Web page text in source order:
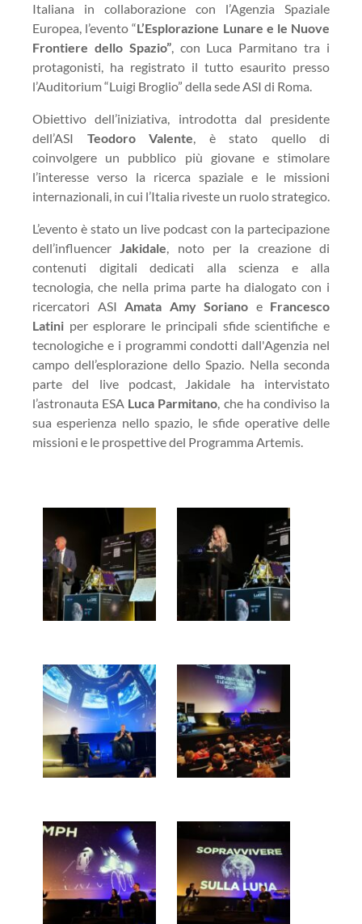
Italiana in collaborazione con l’Agenzia Spaziale
Europea, l’evento “L’Esplorazione Lunare e le Nuove
Frontiere dello Spazio”, con Luca Parmitano tra i
protagonisti, ha registrato il tutto esaurito presso
l’Auditorium “Luigi Broglio” della sede ASI di Roma.
Obiettivo dell’iniziativa, introdotta dal presidente
dell’ASI Teodoro Valente, è stato quello di
coinvolgere un pubblico più giovane e stimolare
l’interesse verso la ricerca spaziale e le missioni
internazionali, in cui l’Italia riveste un ruolo strategico.
L’evento è stato un live podcast con la partecipazione
dell’influencerJakidale, noto per la creazione di
contenuti digitali dedicati alla scienza e alla
tecnologia, che nella prima parte ha dialogato con i
ricercatori ASI Amata Amy Soriano e Francesco
Latini per esplorare le principali sfide scientifiche e
tecnologiche e i programmi condotti dall'Agenzia nel
campo dell’esplorazione dello Spazio. Nella seconda
parte del live podcast, Jakidale ha intervistato
l’astronauta ESA Luca Parmitano, che ha condiviso la
sua esperienza nello spazio, le sfide operative delle
missioni e le prospettive del Programma Artemis.